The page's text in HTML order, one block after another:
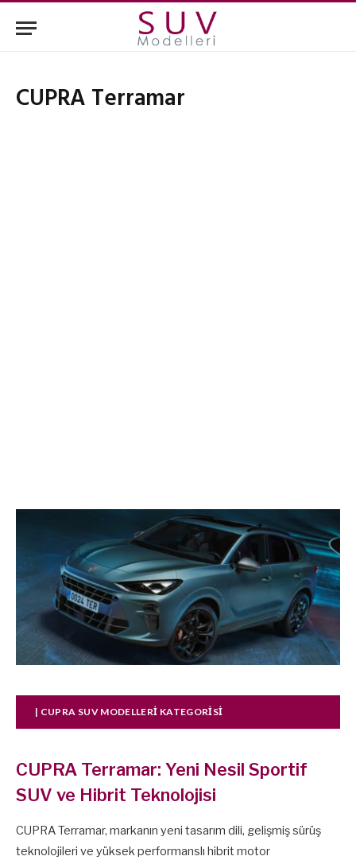
CUPRA Terramar
| CUPRA SUV MODELLERI KATEGORISI
CUPRA Terramar: Yeni Nesil Sportif
SUV ve Hibrit Teknolojisi
CUPRA Terramar, markanın yeni tasarım dili, gelişmiş sürüş
teknolojileri ve yüksek performanslı hibrit motor